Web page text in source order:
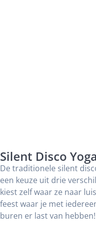
Silent Disco Yoga
De traditionele silent
een keuze uit drie
kiest zelf waar ze naar
feest waar je met
buren er last van hebben!